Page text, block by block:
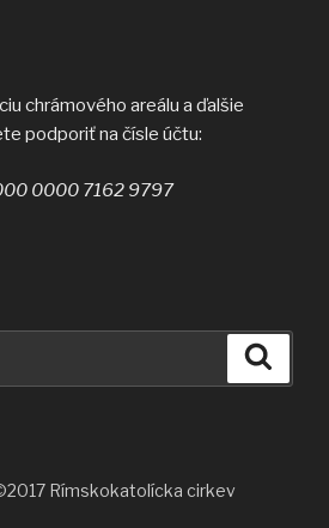
chrámového areálu a ďalšie
podporiť na čísle účtu:
0000 7162 9797
Rímskokatolícka cirkev